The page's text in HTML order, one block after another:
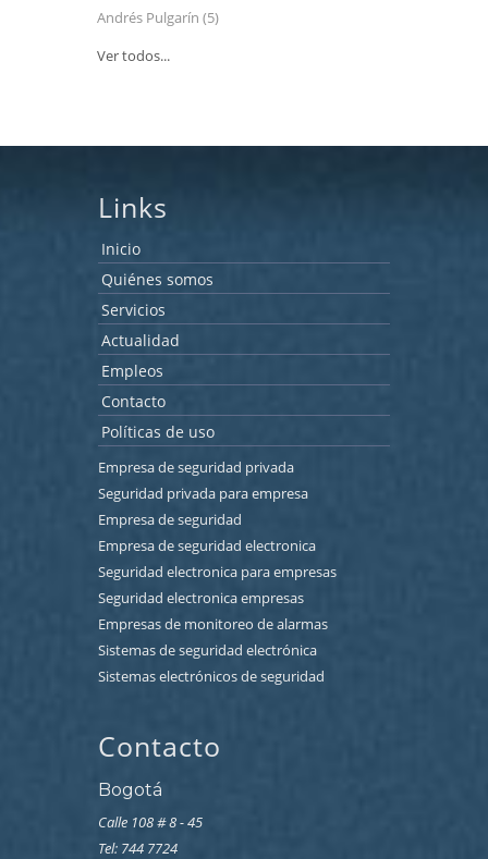
Andrés Pulgarín (5)
Ver todos...
Links
Inicio
Quiénes somos
Servicios
Actualidad
Empleos
Contacto
Políticas de uso
Empresa de seguridad privada
Seguridad privada para empresa
Empresa de seguridad
Empresa de seguridad electronica
Seguridad electronica para empresas
Seguridad electronica empresas
Empresas de monitoreo de alarmas
Sistemas de seguridad electrónica
Sistemas electrónicos de seguridad
Contacto
Bogotá
Calle 108 # 8 - 45
Tel: 744 7724